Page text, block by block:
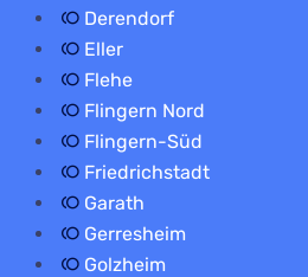
Derendorf
Eller
Flehe
Flingern Nord
Flingern-Süd
Friedrichstadt
Garath
Gerresheim
Golzheim